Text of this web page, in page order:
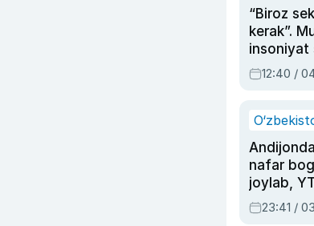
“Biroz
kerak”.
insoniyat
intellektni
olmay
12:40 /
nafar
joylab,
ayolga
23:41 /